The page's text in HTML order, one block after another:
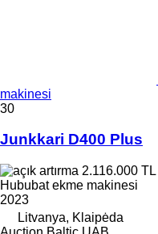
makinesi
30
Junkkari D400 Plus
2.116.000 TL
Hububat ekme makinesi
2023
Litvanya, Klaipėda